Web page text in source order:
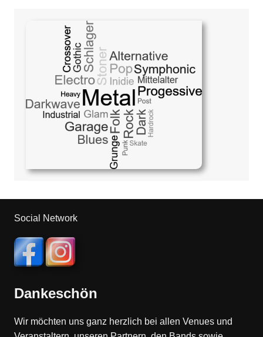
Social Network
Dankeschön
Wir möchten uns ganz herzlich bei allen Venues und